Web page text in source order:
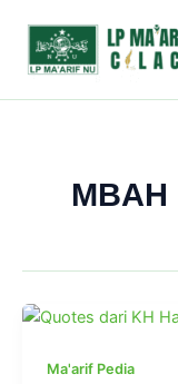
content
MBAH
Ma'arif Pedia